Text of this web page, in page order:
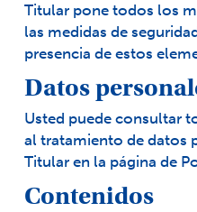
Titular pone todos los
las medidas de
presencia de estos
Datos
Usted puede consultar
al tratamiento de datos
Titular en la página de
Contenidos